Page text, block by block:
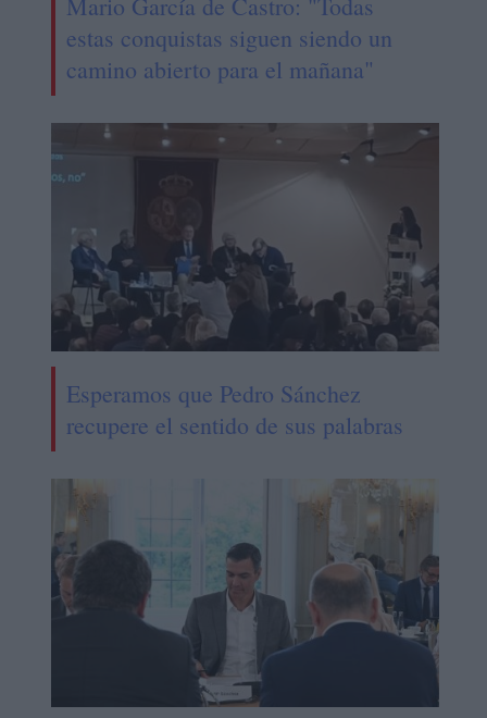
estas conquistas siguen siendo un
camino abierto para el mañana"
Esperamos que Pedro Sánchez
recupere el sentido de sus palabras